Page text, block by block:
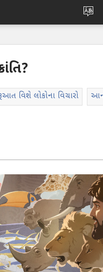
વેબ
લોગ
new
વિશે લોકોના વિચારો